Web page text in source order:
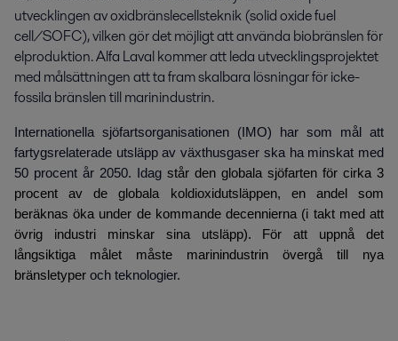
utvecklingen av oxidbränslecellsteknik (solid oxide fuel
cell/SOFC), vilken gör det möjligt att använda biobränslen för
elproduktion. Alfa Laval kommer att leda utvecklingsprojektet
med målsättningen att ta fram skalbara lösningar för icke-
fossila bränslen till marinindustrin.
Internationella sjöfartsorganisationen (IMO) har som mål att
fartygsrelaterade utsläpp av växthusgaser ska ha minskat med
50 procent år 2050. Idag står den globala sjöfarten för cirka 3
procent av de globala koldioxidutsläppen, en andel som
beräknas öka under de kommande decennierna (i takt med att
övrig industri minskar sina utsläpp). För att uppnå det
långsiktiga målet måste marinindustrin övergå till nya
bränsletyper och teknologier.